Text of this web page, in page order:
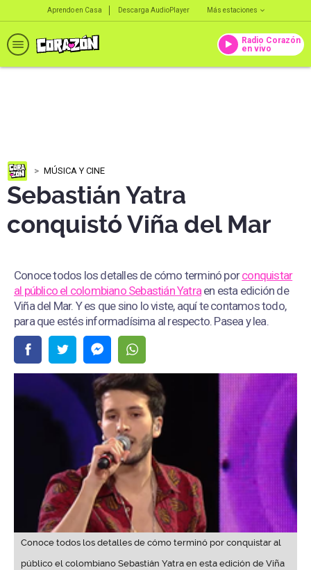
Aprendo en Casa Descarga AudioPlayer Más estaciones
Radio Corazón
en vivo
MÚSICA Y CINE
Sebastián Yatra
conquistó Viña del Mar
Conoce todos los detalles de cómo terminó porconquistar
al público el colombiano Sebastián Yatra en esta edición de
Viña del Mar. Y es que sino lo viste, aquí te contamos todo,
para que estés informadísima al respecto. Pasea y lea.
Conoce todos los detalles de cómo terminó por conquistar al
público el colombiano Sebastián Yatra en esta edición de Viña